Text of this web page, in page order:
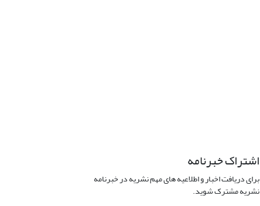
اشتراک خبرنامه
برای دریافت اخبار و اطلاعیه های مهم نشریه در خبرنامه
نشریه مشترک شوید.